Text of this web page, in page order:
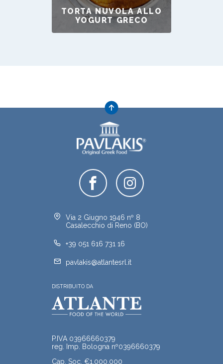
TORTA NUVOLA ALLO
YOGURT GRECO
Via 2 Giugno 1946 nº 8
Casalecchio di Reno (BO)
+39 051 616 731 16
pavlakis@atlantesrl.it
DISTRIBUITO DA
P.IVA 03966660379
reg. Imp. Bologna nº0396660379
Cap. Soc. €1.000.000